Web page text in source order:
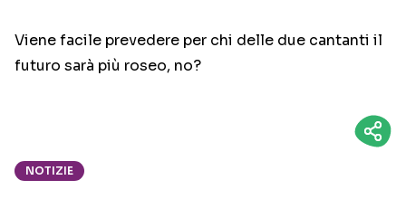
Viene facile prevedere per chi delle due cantanti il
futuro sarà più roseo, no?
NOTIZIE